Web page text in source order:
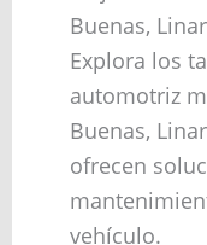
Buenas,
Explora los
automotriz
Buenas,
ofrecen
vehículo.